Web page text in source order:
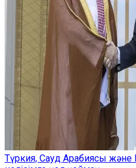
Түркия, Сауд Арабиясы және